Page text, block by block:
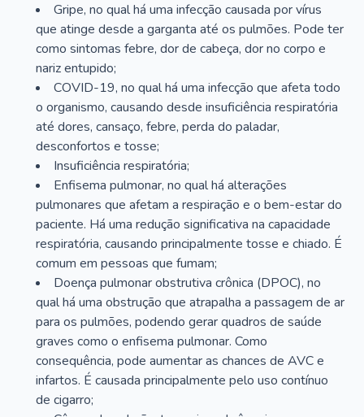
Gripe, no qual há uma infecção causada por vírus
que atinge desde a garganta até os pulmões. Pode ter
como sintomas febre, dor de cabeça, dor no corpo e
nariz entupido;
COVID-19, no qual há uma infecção que afeta todo
o organismo, causando desde insuficiência respiratória
até dores, cansaço, febre, perda do paladar,
desconfortos e tosse;
Insuficiência respiratória;
Enfisema pulmonar, no qual há alterações
pulmonares que afetam a respiração e o bem-estar do
paciente. Há uma redução significativa na capacidade
respiratória, causando principalmente tosse e chiado. É
comum em pessoas que fumam;
Doença pulmonar obstrutiva crônica (DPOC), no
qual há uma obstrução que atrapalha a passagem de ar
para os pulmões, podendo gerar quadros de saúde
graves como o enfisema pulmonar. Como
consequência, pode aumentar as chances de AVC e
infartos. É causada principalmente pelo uso contínuo
de cigarro;